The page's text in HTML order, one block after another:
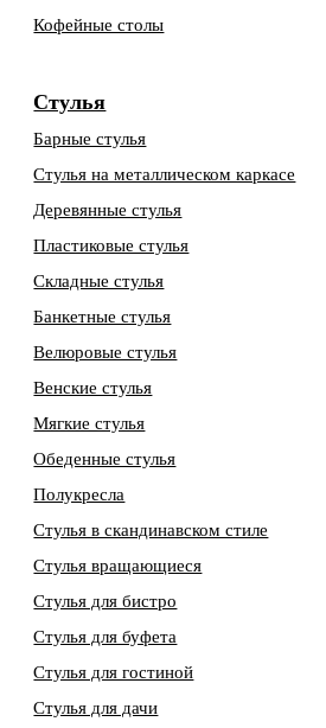
Кофейные столы
Стулья
Барные стулья
Стулья на металлическом каркасе
Деревянные стулья
Пластиковые стулья
Складные стулья
Банкетные стулья
Велюровые стулья
Венские стулья
Мягкие стулья
Обеденные стулья
Полукресла
Стулья в скандинавском стиле
Стулья вращающиеся
Стулья для бистро
Стулья для буфета
Стулья для гостиной
Стулья для дачи